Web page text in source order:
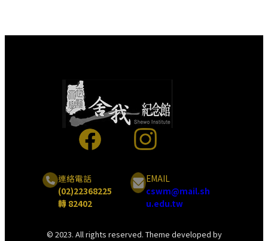
連絡電話
(02)22368225
轉 82402
EMAIL
cswm@mail.sh
u.edu.tw
© 2023. All rights reserved. Theme developed by